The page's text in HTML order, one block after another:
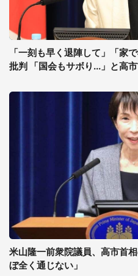
「一刻も早く退陣して」「家
批判 「国会もサボり...」と高
米山隆一前衆院議員、高市首
ぼ全く通じない」